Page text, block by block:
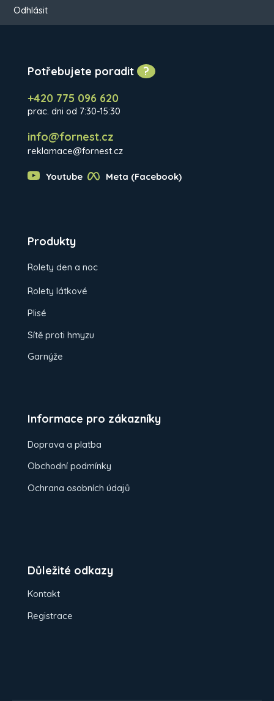
Odhlásit
Potřebujete poradit ?
+420 775 096 620
prac. dni od 7:30-15:30
info@fornest.cz
reklamace@fornest.cz
Youtube Meta (Facebook)
Produkty
Rolety den a noc
Rolety látkové
Plisé
Sítě proti hmyzu
Garnýže
Informace pro zákazníky
Doprava a platba
Obchodní podmínky
Ochrana osobních údajů
Důležité odkazy
Kontakt
Registrace